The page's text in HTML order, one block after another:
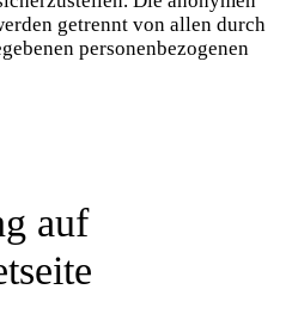
getrennt von allen durch
personenbezogenen
auf